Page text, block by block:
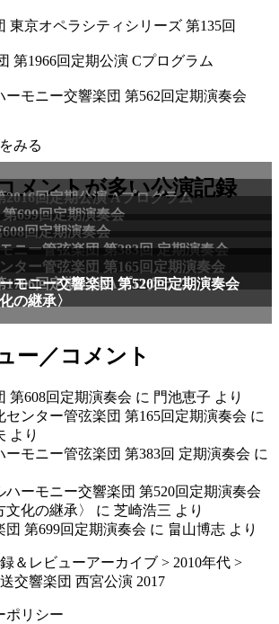
東京オペラシティシリーズ 第135回
第1966回定期公演 Cプログラム
ーモニー交響楽団 第562回定期演奏会
みる
メントが多い公演記録
ー／コメント
第608回定期演奏会 に 門池恵子 より
センター管弦楽団 第165回定期演奏会 に
より
ーモニー管弦楽団 第383回 定期演奏会 に
ハーモニー交響楽団 第520回定期演奏会
文化の継承〉
に 芝崎浩三 より
団 第699回定期演奏会 に 畠山博志 より
＆レビューアーカイブ > 2010年代 >
交響楽団 西宮公演 2017
ポリシー